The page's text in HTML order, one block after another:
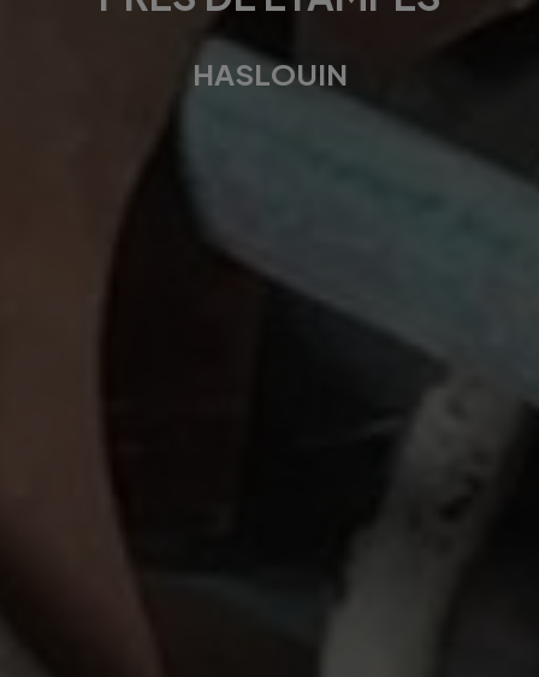
HASLOUIN